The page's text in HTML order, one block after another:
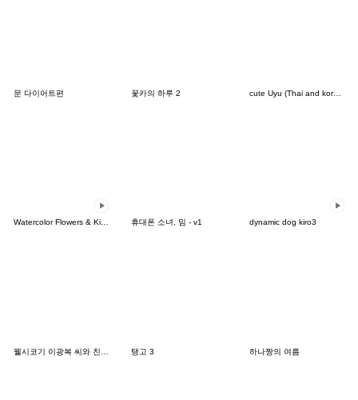
문 다이어트편 꽃카의 하루 2 cute Uyu (Thai and korean)
Watercolor Flowers & Kind Messages 휴대폰 소녀, 밈 - v1 dynamic dog kiro3
탱고 3 하나짱의 여름